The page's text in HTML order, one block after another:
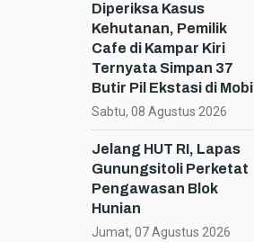
Diperiksa Kasus
Kehutanan, Pemilik
Cafe di Kampar Kiri
Ternyata Simpan 37
Butir Pil Ekstasi di Mobil
Sabtu, 08 Agustus 2026
Jelang HUT RI, Lapas
Gunungsitoli Perketat
Pengawasan Blok
Hunian
Jumat, 07 Agustus 2026